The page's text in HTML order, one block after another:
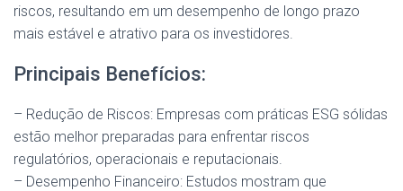
riscos, resultando em um desempenho de longo prazo
mais estável e atrativo para os investidores.
Principais Benefícios:
– Redução de Riscos: Empresas com práticas ESG sólidas
estão melhor preparadas para enfrentar riscos
regulatórios, operacionais e reputacionais.
– Desempenho Financeiro: Estudos mostram que